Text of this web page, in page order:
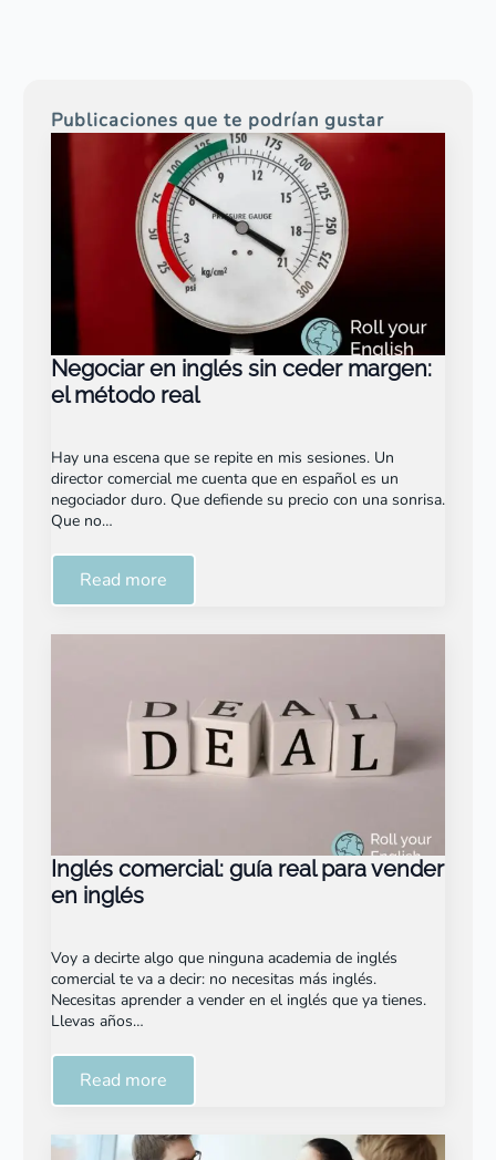
Publicaciones que te podrían gustar
Negociar en inglés sin ceder margen:
el método real
Hay una escena que se repite en mis sesiones. Un
director comercial me cuenta que en español es un
negociador duro. Que defiende su precio con una sonrisa.
Que no…
Read more
Inglés comercial: guía real para vender
en inglés
Voy a decirte algo que ninguna academia de inglés
comercial te va a decir: no necesitas más inglés.
Necesitas aprender a vender en el inglés que ya tienes.
Llevas años…
Read more